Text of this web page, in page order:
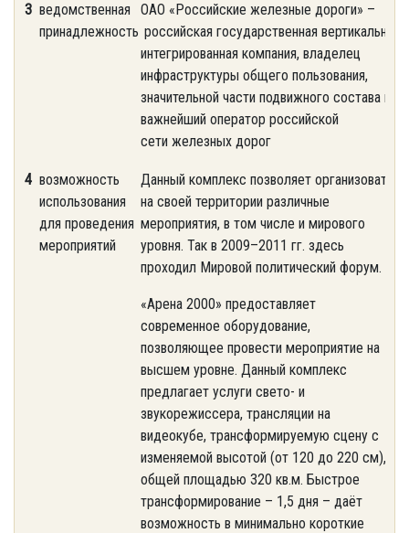
3 ведомственная
принадлежность
ОАО «Российские железные дороги» –
российская государственная вертикально
интегрированная компания, владелец
инфраструктуры общего пользования,
значительной части подвижного состава и
важнейший оператор российской
сети железных дорог
4 возможность
использования
для проведения
мероприятий
Данный комплекс позволяет организовать
на своей территории различные
мероприятия, в том числе и мирового
уровня. Так в 2009–2011 гг. здесь
проходил Мировой политический форум.
«Арена 2000» предоставляет
современное оборудование,
позволяющее провести мероприятие на
высшем уровне. Данный комплекс
предлагает услуги свето- и
звукорежиссера, трансляции на
видеокубе, трансформируемую сцену с
изменяемой высотой (от 120 до 220 см),
общей площадью 320 кв.м. Быстрое
трансформирование – 1,5 дня – даёт
возможность в минимально короткие